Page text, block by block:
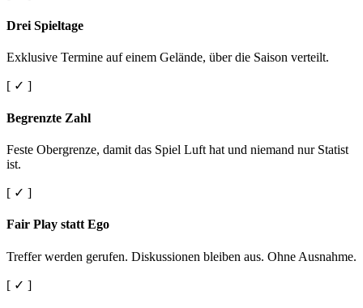
Drei Spieltage
Exklusive Termine auf einem Gelände, über die Saison verteilt.
[ ✓ ]
Begrenzte Zahl
Feste Obergrenze, damit das Spiel Luft hat und niemand nur Statist
ist.
[ ✓ ]
Fair Play statt Ego
Treffer werden gerufen. Diskussionen bleiben aus. Ohne Ausnahme.
[ ✓ ]